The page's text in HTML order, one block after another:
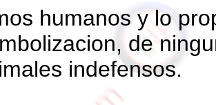
humanos y lo
de
indefensos.